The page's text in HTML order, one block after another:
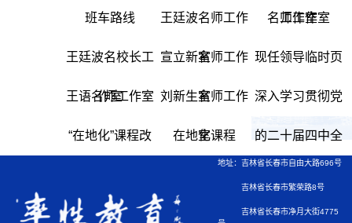
工作室
班车路线 王廷波名师工作
室
名师工作室
王廷波名校长工
作室
宣立新名师工作
室
现任领导临时页
王语名师工作室 刘新生名师工作
室
深入学习贯彻党
的二十届四中全
“在地化”课程改 在地化课程
地址：吉林省长春市自由大路696号
吉林省长春市繁荣路8号
吉林省长春市净月大街4775